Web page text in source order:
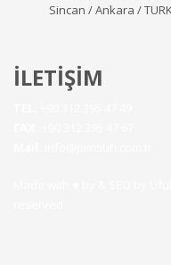
Sincan / Ankara /
İLETİŞİM